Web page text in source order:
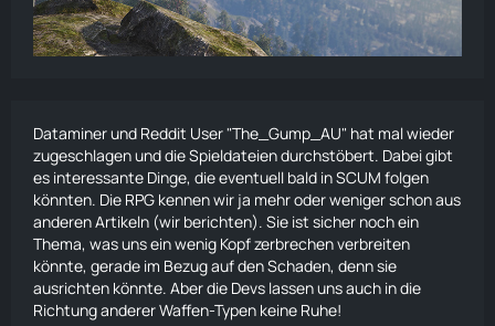
Dataminer und Reddit User "The_Gump_AU" hat mal wieder
zugeschlagen und die Spieldateien durchstöbert. Dabei gibt
es interessante Dinge, die eventuell bald in SCUM folgen
könnten. Die RPG kennen wir ja mehr oder weniger schon aus
anderen Artikeln (wir berichten). Sie ist sicher noch ein
Thema, was uns ein wenig Kopf zerbrechen verbreiten
könnte, gerade im Bezug auf den Schaden, denn sie
ausrichten könnte. Aber die Devs lassen uns auch in die
Richtung anderer Waffen-Typen keine Ruhe!